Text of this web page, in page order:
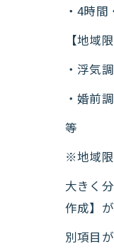
・4時
【地域
・浮気
・婚前
等
※地域
大きく
作成】
別項目